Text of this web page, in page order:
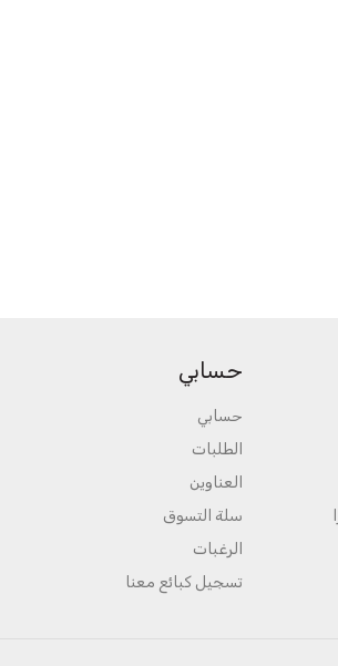
حسابي
حسابي
الطلبات
العناوين
سلة التسوق
الرغبات
تسجيل كبائع معنا